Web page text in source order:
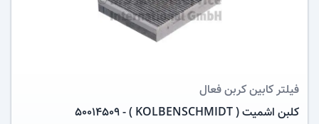
فیلتر کابینکربن فعال
کلبن اشمیت ( KOLBENSCHMIDT ) - 50014509